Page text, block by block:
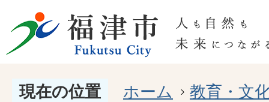
現在の位置 ホーム
教育・文